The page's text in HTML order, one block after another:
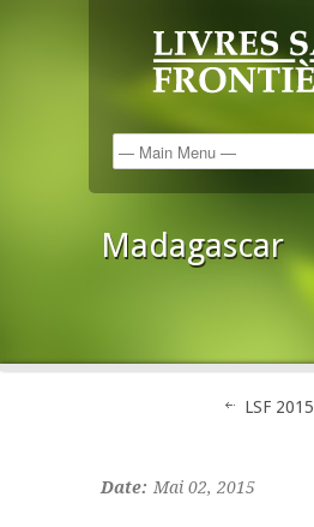
Madagascar
LSF 2015
Date: Mai 02, 2015